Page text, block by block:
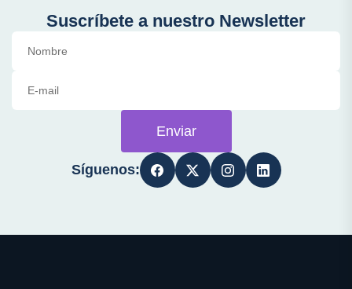
Suscríbete a nuestro Newsletter
Enviar
Síguenos: